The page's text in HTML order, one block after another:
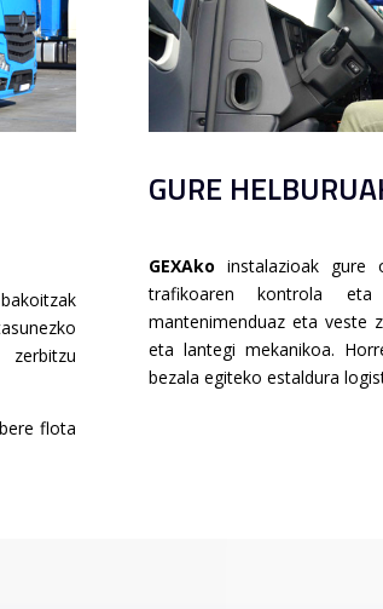
flota
GURE
GEXAko instalazioak gure
trafikoaren kontrola eta
mantenimenduaz eta veste
eta lantegi mekanikoa.
bezala egiteko estaldura